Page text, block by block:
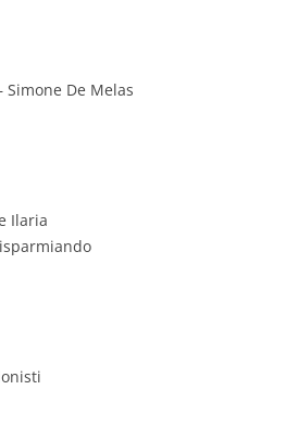
Simone De Melas
Ilaria